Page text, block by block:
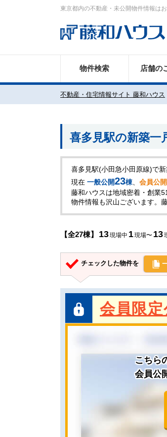
東京都内の不動産・未公開物件情報は
物件検索 店舗の
不動産・住宅情報サイト 藤和ハウス
喜多見駅の新築一
喜多見駅(小田急小田原線)で
現在 一般公開23棟 会員公開
藤和ハウスは地域密着・創業
物件情報も沢山ございます。
【全27棟】 13現場中 1現場〜 13
チェックした物件を
会員限
こちら
会員公